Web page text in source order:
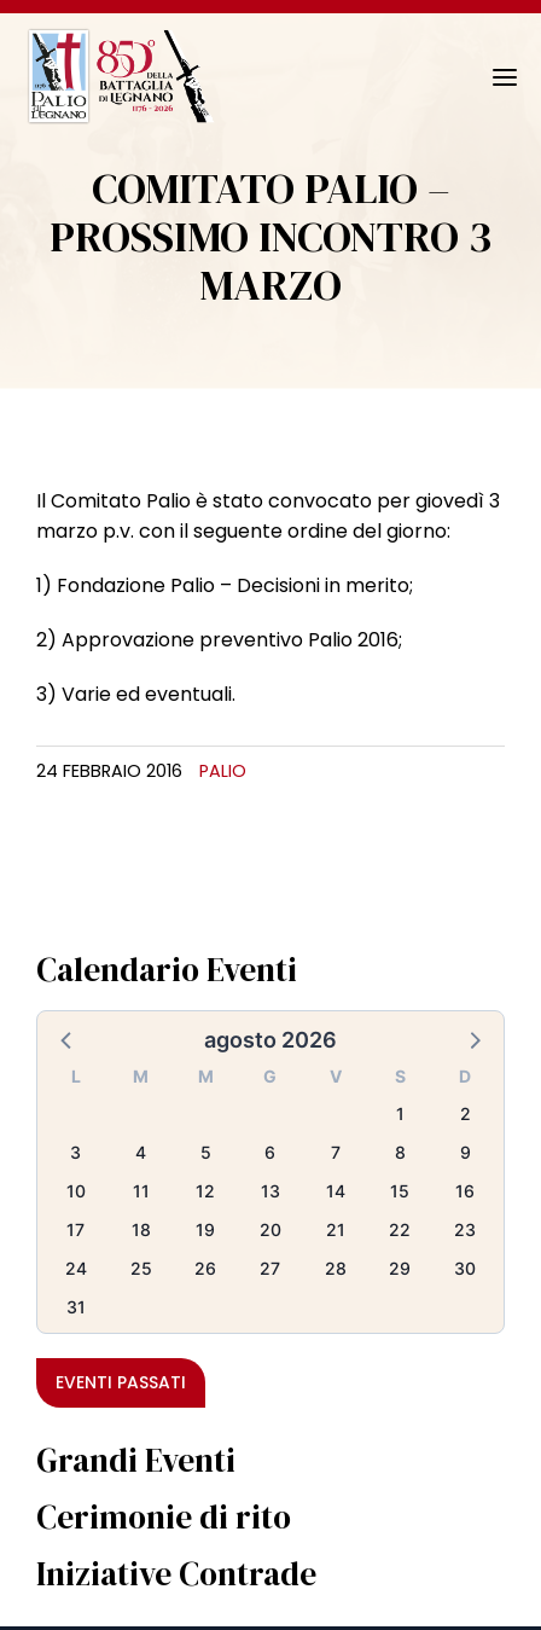
N
COMITATO PALIO –
PROSSIMO INCONTRO 3
MARZO
Il Comitato Palio è stato convocato per giovedì 3
marzo p.v. con il seguente ordine del giorno:
1) Fondazione Palio – Decisioni in merito;
2) Approvazione preventivo Palio 2016;
3) Varie ed eventuali.
24 FEBBRAIO 2016 PALIO
Calendario Eventi
agosto 2026
L M M G V S
D
1
2
3
4 5 6 7 8
9
10
11 12 13 14 15
16
17
18 19 20 21 22
23
24
25 26 27 28 29
30
31
EVENTI PASSATI
Grandi Eventi
Cerimonie di rito
Iniziative Contrade